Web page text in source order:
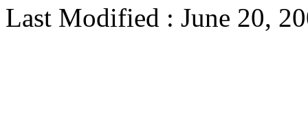
Last Modified : June 20,